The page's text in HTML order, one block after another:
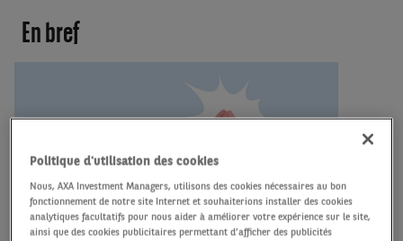
En bref
Politique d'utilisation des cookies
Nous, AXA Investment Managers, utilisons des cookies nécessaires au bon
fonctionnement de notre site Internet et souhaiterions installer des cookies
analytiques facultatifs pour nous aider à améliorer votre expérience sur le site,
ainsi que des cookies publicitaires permettant d’afficher des publicités